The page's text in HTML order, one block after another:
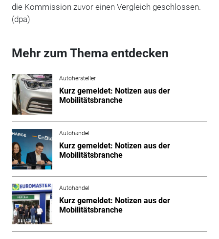
die Kommission zuvor einen Vergleich geschlossen.
(dpa)
Mehr zum Thema entdecken
Autohersteller
Kurz gemeldet: Notizen aus der
Mobilitätsbranche
Autohandel
Kurz gemeldet: Notizen aus der
Mobilitätsbranche
Autohandel
Kurz gemeldet: Notizen aus der
Mobilitätsbranche